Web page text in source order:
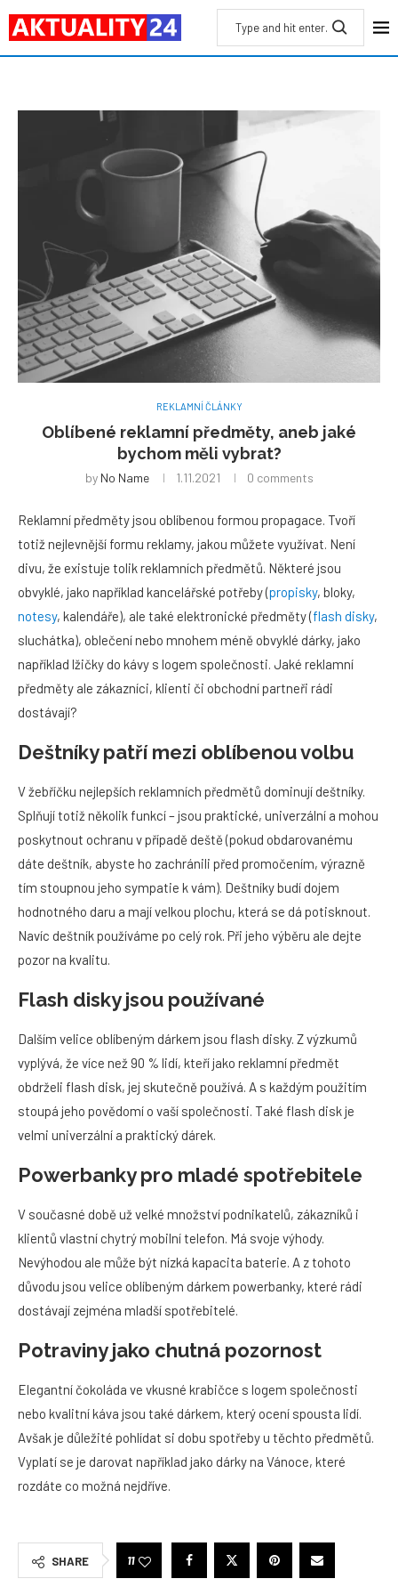
REKLAMNÍ ČLÁNKY
Oblíbené reklamní předměty, aneb jaké
bychom měli vybrat?
by No Name 1.11.2021 0 comments
Reklamní předměty jsou oblíbenou formou propagace. Tvoří
totiž nejlevnější formu reklamy, jakou můžete využívat. Není
divu, že existuje tolik reklamních předmětů. Některé jsou
obvyklé, jako například kancelářské potřeby (propisky, bloky,
notesy, kalendáře), ale také elektronické předměty (flash disky,
sluchátka), oblečení nebo mnohem méně obvyklé dárky, jako
například lžičky do kávy s logem společnosti. Jaké reklamní
předměty ale zákazníci, klienti či obchodní partneři rádi
dostávají?
Deštníky patří mezi oblíbenou volbu
V žebříčku nejlepších reklamních předmětů dominují deštníky.
Splňují totiž několik funkcí – jsou praktické, univerzální a mohou
poskytnout ochranu v případě deště (pokud obdarovanému
dáte deštník, abyste ho zachránili před promočením, výrazně
tím stoupnou jeho sympatie k vám). Deštníky budí dojem
hodnotného daru a mají velkou plochu, která se dá potisknout.
Navíc deštník používáme po celý rok. Při jeho výběru ale dejte
pozor na kvalitu.
Flash disky jsou používané
Dalším velice oblíbeným dárkem jsou flash disky. Z výzkumů
vyplývá, že více než 90 % lidí, kteří jako reklamní předmět
obdrželi flash disk, jej skutečně používá. A s každým použitím
stoupá jeho povědomí o vaší společnosti. Také flash disk je
velmi univerzální a praktický dárek.
Powerbanky pro mladé spotřebitele
V současné době už velké množství podnikatelů, zákazníků i
klientů vlastní chytrý mobilní telefon. Má svoje výhody.
Nevýhodou ale může být nízká kapacita baterie. A z tohoto
důvodu jsou velice oblíbeným dárkem powerbanky, které rádi
dostávají zejména mladší spotřebitelé.
Potraviny jako chutná pozornost
Elegantní čokoláda ve vkusné krabičce s logem společnosti
nebo kvalitní káva jsou také dárkem, který ocení spousta lidí.
Avšak je důležité pohlídat si dobu spotřeby u těchto předmětů.
Vyplatí se je darovat například jako dárky na Vánoce, které
rozdáte co možná nejdříve.
SHARE 11